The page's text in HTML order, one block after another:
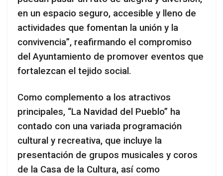
en un espacio seguro, accesible y lleno de
actividades que fomentan la unión y la
convivencia”, reafirmando el compromiso
del Ayuntamiento de promover eventos que
fortalezcan el tejido social.
Como complemento a los atractivos
principales, “La Navidad del Pueblo” ha
contado con una variada programación
cultural y recreativa, que incluye la
presentación de grupos musicales y coros
de la Casa de la Cultura, así como